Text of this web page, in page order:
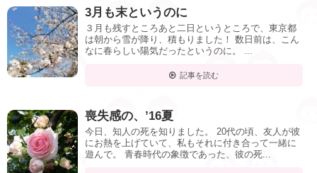
3月も末というのに
３月も残すところあと二日というところで、東京都
は朝から雪が降り、積もりました！ 数日前は、こん
なに春らしい陽気だったというのに。 ...
記事を読む
喪失感の、’16夏
今日、知人の死を知りました。 20代の頃、友人が彼
にお熱を上げていて、私もそれに付き合って一緒に
遊んで。 青春時代の象徴であった、彼の死...